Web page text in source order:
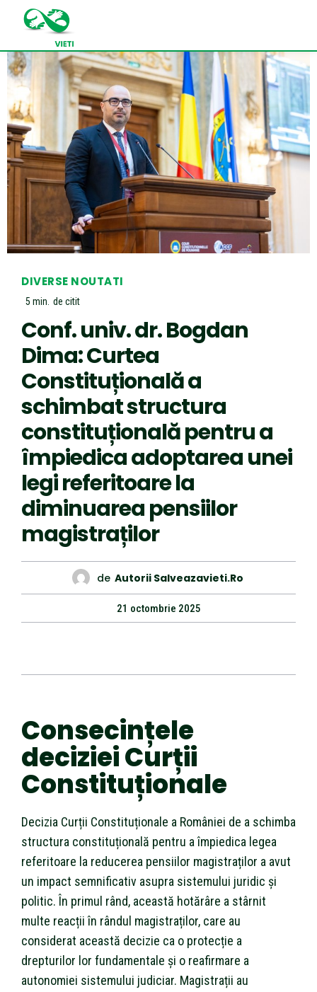
DIVERSE NOUTATI
5 min. de citit
Conf. univ. dr. Bogdan
Dima: Curtea
Constituțională a
schimbat structura
constituțională pentru a
împiedica adoptarea unei
legi referitoare la
diminuarea pensiilor
magistraților
de Autorii Salveazavieti.ro
21 octombrie 2025
Consecințele
deciziei Curții
Constituționale
Decizia Curții Constituționale a României de a schimba
structura constituțională pentru a împiedica legea
referitoare la reducerea pensiilor magistraților a avut
un impact semnificativ asupra sistemului juridic și
politic. În primul rând, această hotărâre a stârnit
multe reacții în rândul magistraților, care au
considerat această decizie ca o protecție a
drepturilor lor fundamentale și o reafirmare a
autonomiei sistemului judiciar. Magistrații au